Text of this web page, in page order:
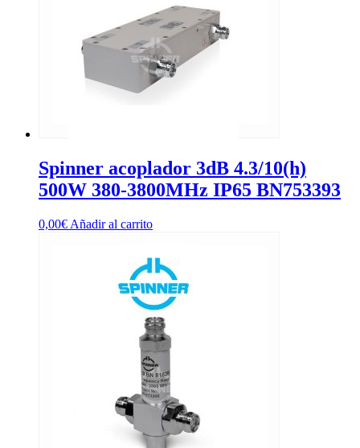
Spinner acoplador 3dB 4.3/10(h)
500W 380-3800MHz IP65 BN753393
0,00€ Añadir al carrito